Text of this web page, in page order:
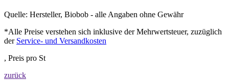
Quelle: Hersteller, Biobob - alle Angaben ohne Gewähr
*Alle Preise verstehen sich inklusive der Mehrwertsteuer, zuzüglich
der Service- und Versandkosten
, Preis pro St
zurück